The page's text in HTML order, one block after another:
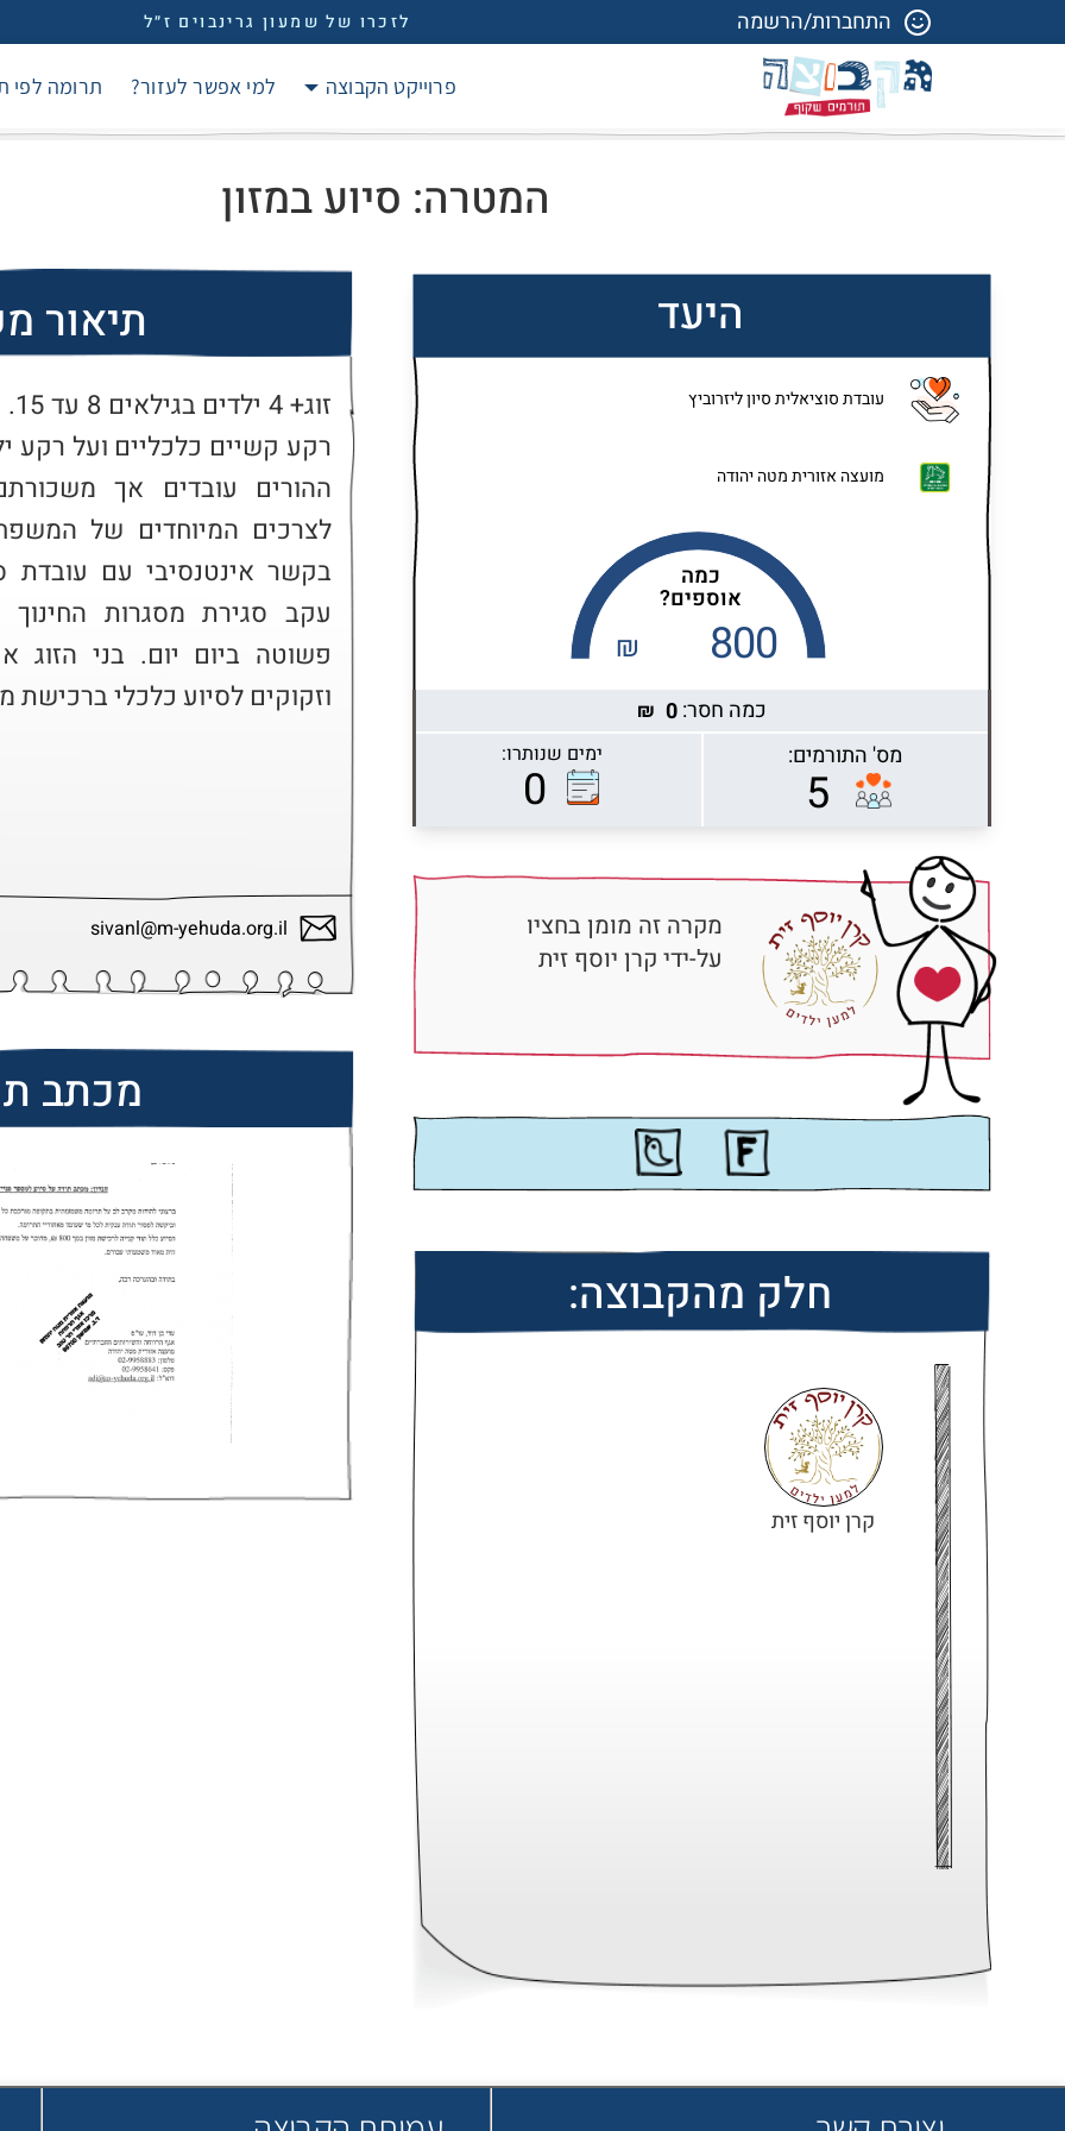
התחברות/הרשמה לזכרו של שמעון גרינבוים ז״ל
פרוייקט הקבוצה למי אפשר לעזור? תרומה לפי
המטרה: סיוע במזון
היעד
עובדת סוציאלית סיון ליזרוביץ
מועצה אזורית מטה יהודה
Highcharts.com
כמה
אוספים?
800
₪
כמה חסר:0
₪
מס' התורמים:
5
ימים שנותרו:
0
מקרה זה מומן בחציו
על-ידי קרן יוסף זית
חלק מהקבוצה:
קרן יוסף זית
תיאור
וזקוקים לסיוע כלכלי ברכישת
sivanl@m-yehuda.org.il
מכתב